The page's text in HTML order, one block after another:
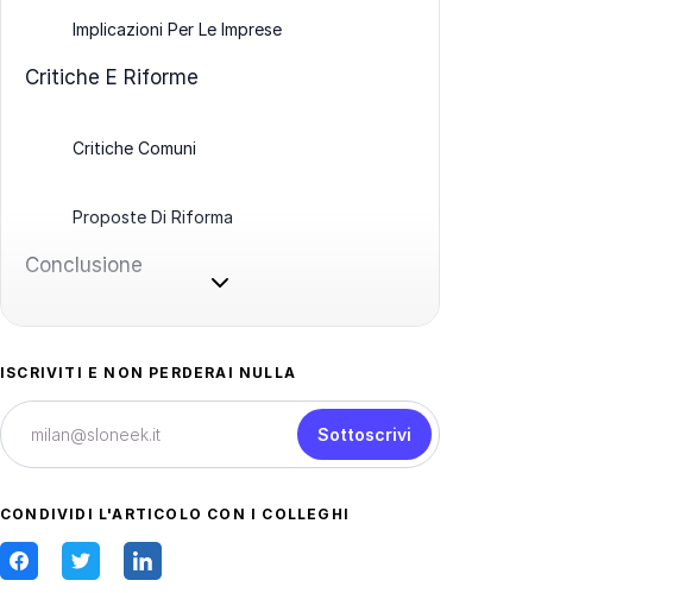
Implicazioni Per Le Imprese
Critiche E Riforme
Critiche Comuni
Proposte Di Riforma
Conclusione
ISCRIVITI E NON PERDERAI NULLA
Sottoscrivi
CONDIVIDI L'ARTICOLO CON I COLLEGHI